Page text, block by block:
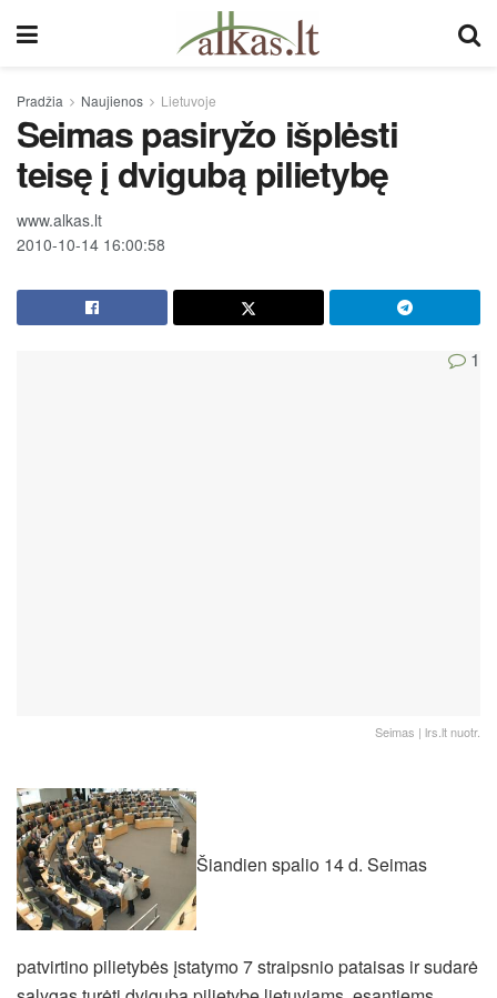
Pradžia Naujienos Lietuvoje
Seimas pasiryžo išplėsti
teisę į dvigubą pilietybę
www.alkas.lt
2010-10-14 16:00:58
1
Seimas | lrs.lt nuotr.
Šiandien spalio 14 d. Seimas
patvirtino pilietybės įstatymo 7 straipsnio pataisas ir sudarė